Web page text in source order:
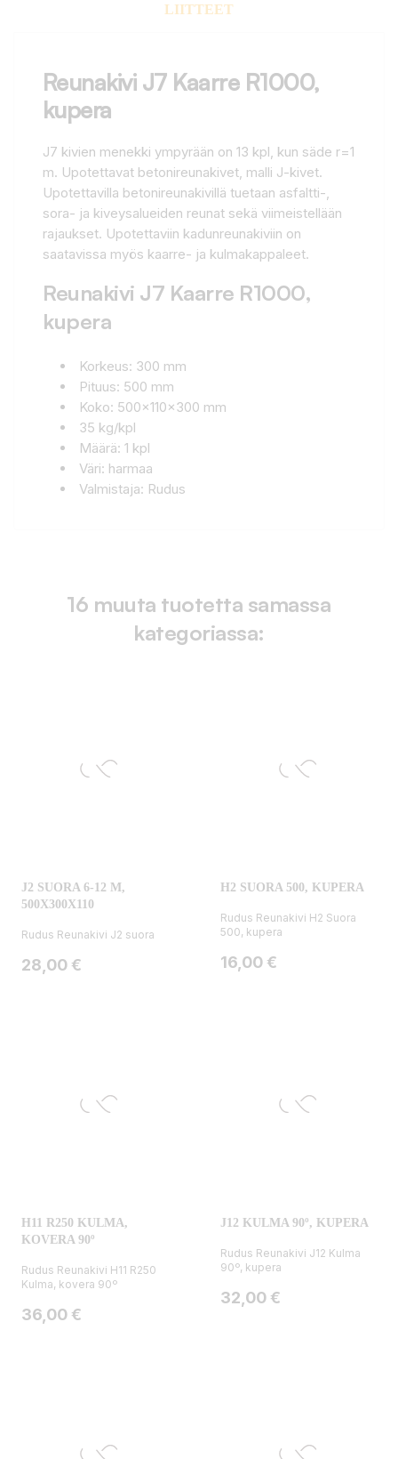
LIITTEET
Reunakivi J7 Kaarre R1000,
kupera
J7 kivien menekki ympyrään on 13 kpl, kun säde r=1
m. Upotettavat betonireunakivet, malli J-kivet.
Upotettavilla betonireunakivillä tuetaan asfaltti-,
sora- ja kiveysalueiden reunat sekä viimeistellään
rajaukset. Upotettaviin kadunreunakiviin on
saatavissa myös kaarre- ja kulmakappaleet.
Reunakivi J7 Kaarre R1000,
kupera
Korkeus: 300 mm
Pituus: 500 mm
Koko: 500x110x300 mm
35 kg/kpl
Määrä: 1 kpl
Väri: harmaa
Valmistaja: Rudus
16 muuta tuotetta samassa
kategoriassa:
J2 SUORA 6-12 M,
500X300X110
Rudus Reunakivi J2 suora
Hinta
28,00 €
H2 SUORA 500, KUPERA
Rudus Reunakivi H2 Suora
500, kupera
Hinta
16,00 €
H11 R250 KULMA,
KOVERA 90º
Rudus Reunakivi H11 R250
Kulma, kovera 90º
Hinta
36,00 €
J12 KULMA 90º, KUPERA
Rudus Reunakivi J12 Kulma
90º, kupera
Hinta
32,00 €